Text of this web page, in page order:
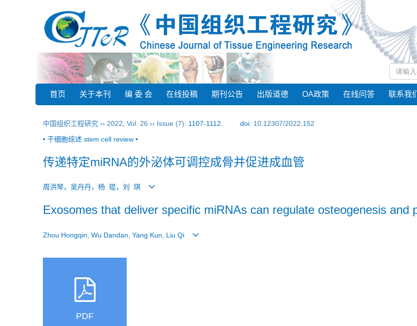
首页 关于本刊 编 委 会 在线投稿 期刊公告 出版道德 OA政策 在线问答 联系我们
中国组织工程研究 ›› 2022 Vol. 26 ›› Issue (7): 1107-1112. doi: 10.12307/2022.152
• 干细胞综述 stem cell review •
传递特定miRNA的外泌体可调控成骨并促进成血管
周洪琴，吴丹丹，杨 琨，刘 琪
Exosomes that deliver specific miRNAs can regulate osteogenesis and
Zhou Hongqin, Wu Dandan, Yang Kun, Liu Qi
PDF